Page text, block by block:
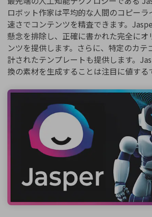
ロボット作家は平均的な人間のコピーラ
速さでコンテンツを精査できます。
懸念を排除し、正確に書かれた完全にオ
ンツを提供します。さらに、特定のカテ
計されたテンプレートも提供します。
換の素材を生成することは注目に値する